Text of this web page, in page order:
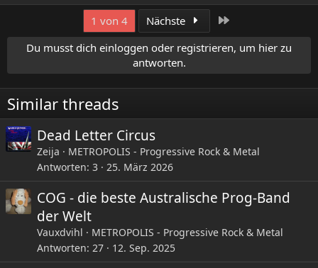
e
o
n
e
n
:
1 von 4 Nächste
Du musst dich einloggen oder registrieren, um hier zu
antworten.
Similar threads
Dead Letter Circus
Zeija
METROPOLIS - Progressive Rock & Metal
Antworten 3 25. März 2026
COG - die beste Australische Prog-Band
der Welt
Vauxdvihl
METROPOLIS - Progressive Rock & Metal
Antworten 27 12. Sep. 2025